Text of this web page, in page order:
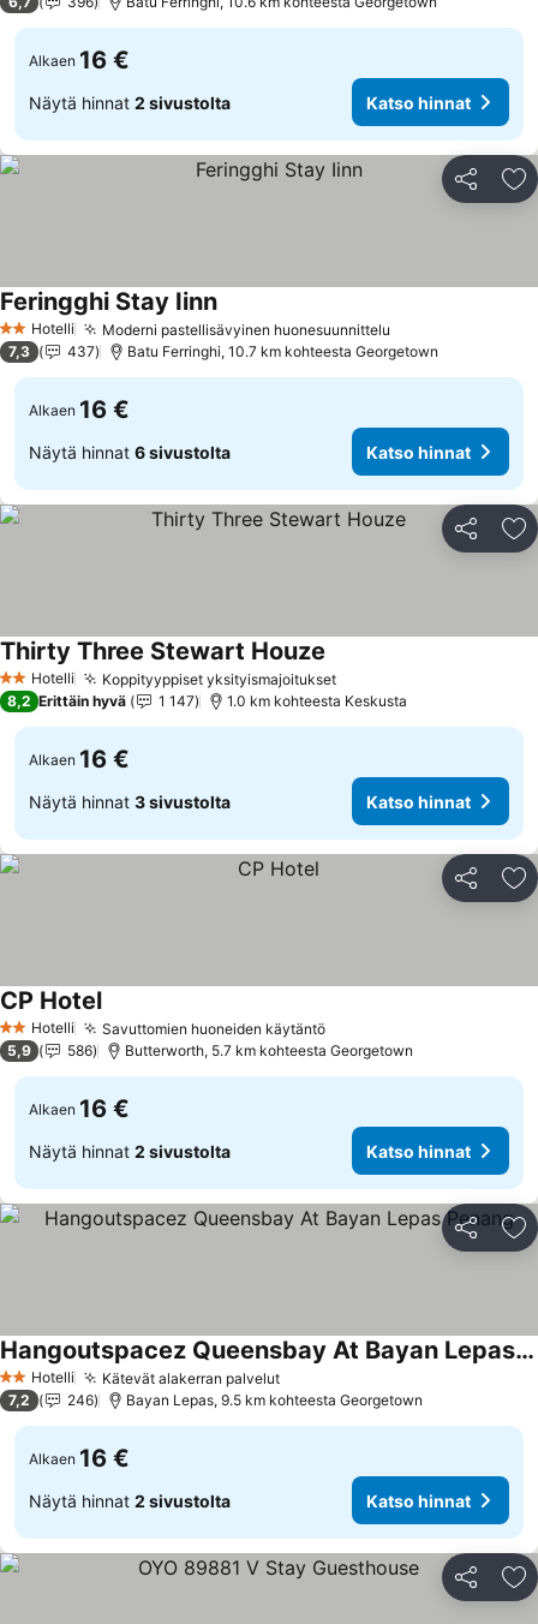
Alkaen 16 €
Näytä hinnat 2 sivustolta Katso hinnat
Jaa
2 Tähtiluokitus
Hotelli Moderni pastellisävyinen huonesuunnittelu
Feringghi Stay IinnKatso hinnat
7,3 437 Batu Ferringhi, 10.7 km kohteesta Georgetown
Alkaen 16 €
Näytä hinnat 6 sivustolta Katso hinnat
Jaa
2 Tähtiluokitus
Hotelli Koppityyppiset yksityismajoituksetKatso hinnat
Thirty Three Stewart Houze
8,2 Erittäin hyvä 1 147 1.0 km kohteesta Keskusta
Alkaen 16 €
Näytä hinnat 3 sivustolta Katso hinnat
Jaa
2 Tähtiluokitus
Hotelli Savuttomien huoneiden käytäntöKatso hinnat
CP HotelKatso hinnat
5,9 586 Butterworth, 5.7 km kohteesta Georgetown
Alkaen 16 €
Näytä hinnat 2 sivustolta Katso hinnat
Jaa
2 Tähtiluokitus
Hotelli Kätevät alakerran palvelutKatso hinnat
Hangoutspacez Queensbay At Bayan Lepas Penang
Katso hinnat
7,2 246 Bayan Lepas, 9.5 km kohteesta Georgetown
Alkaen 16 €
Näytä hinnat 2 sivustolta Katso hinnat
Jaa